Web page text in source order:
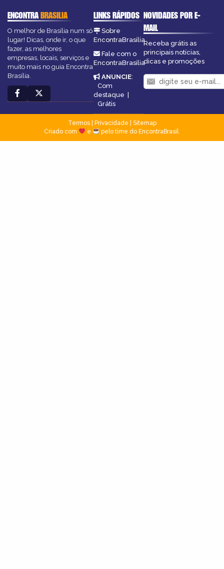
ENCONTRABRASILIA
O melhor de Brasília num só
lugar! Dicas, onde ir, o que
fazer, as melhores
empresas, locais, serviços e
muito mais no guia Encontra
Brasília.
LINKS RÁPIDOS
Sobre
EncontraBrasilia
Fale com o
EncontraBrasilia
ANUNCIE:
Com
destaque |
Grátis
NOVIDADES POR E-
MAIL
Receba grátis as
principais notícias,
dicas e promoções
Termos| Privacidade
Sitemap
Criado com
e pelo time do EncontraBrasil